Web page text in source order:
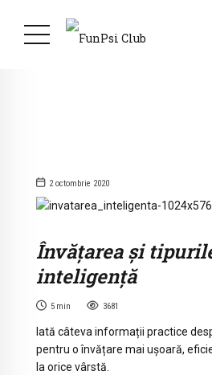
2 octombrie 2020
Învățarea și
inteligență
5 min 3681
Iată câteva informații practice
pentru o învățare mai ușoară,
la orice vârstă.